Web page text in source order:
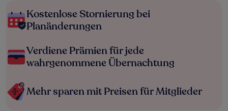
Kostenlose Stornierung bei
Planänderungen
Verdiene Prämien für jede
wahrgenommene Übernachtung
Mehr sparen mit Preisen für Mitglieder